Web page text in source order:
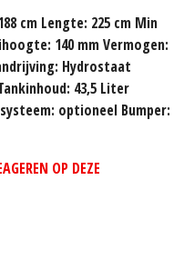
cm Lengte: 225 cm Min
140 mm Vermogen:
Hydrostaat
43,5 Liter
optioneel Bumper:
OP DEZE